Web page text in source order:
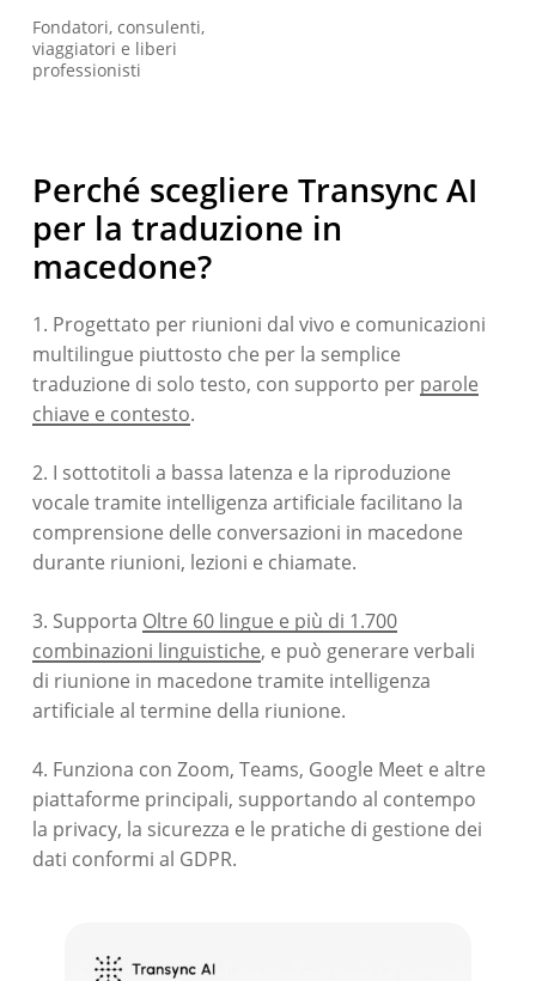
Fondatori, consulenti,
viaggiatori e liberi
professionisti
Perché scegliere Transync AI
per la traduzione in
macedone?
1. Progettato per riunioni dal vivo e comunicazioni
multilingue piuttosto che per la semplice
traduzione di solo testo, con supporto per parole
chiave e contesto.
2. I sottotitoli a bassa latenza e la riproduzione
vocale tramite intelligenza artificiale facilitano la
comprensione delle conversazioni in macedone
durante riunioni, lezioni e chiamate.
3. Supporta Oltre 60 lingue e più di 1.700
combinazioni linguistiche, e può generare verbali
di riunione in macedone tramite intelligenza
artificiale al termine della riunione.
4. Funziona con Zoom, Teams, Google Meet e altre
piattaforme principali, supportando al contempo
la privacy, la sicurezza e le pratiche di gestione dei
dati conformi al GDPR.